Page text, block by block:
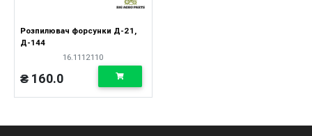
Розпилювач форсунки Д-21,
Д-144
16.1112110
₴ 160.0